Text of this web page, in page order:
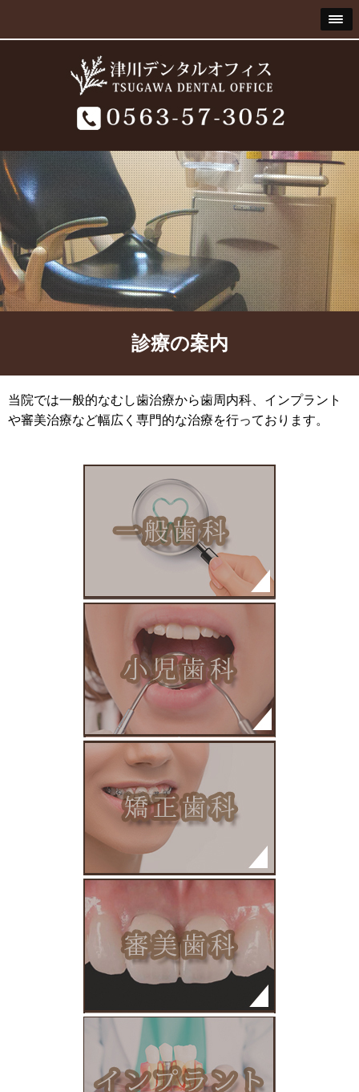
診療の案内
当院では一般的なむし歯治療から歯周内科、インプラント
や審美治療など幅広く専門的な治療を行っております。